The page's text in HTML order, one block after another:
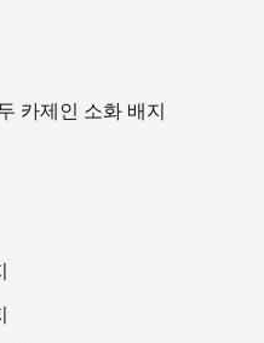
카제인 소화 배지